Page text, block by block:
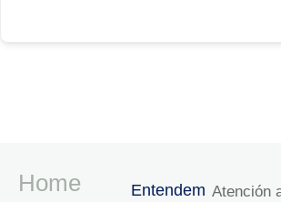
Home
Entendem Atención